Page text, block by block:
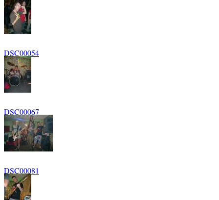
DSC00054
DSC00067
DSC00081